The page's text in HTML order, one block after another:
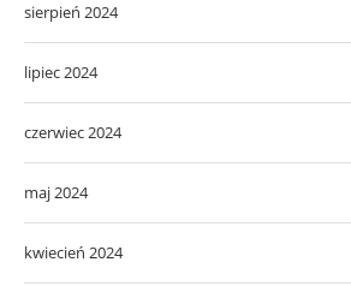
sierpień 2024
lipiec 2024
czerwiec 2024
maj 2024
kwiecień 2024